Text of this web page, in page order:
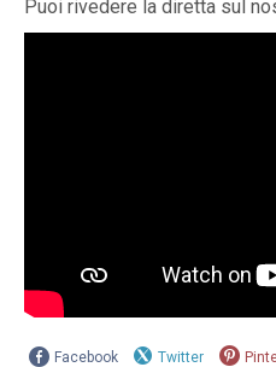
Puoi rivedere la diretta sul
Facebook Twitter